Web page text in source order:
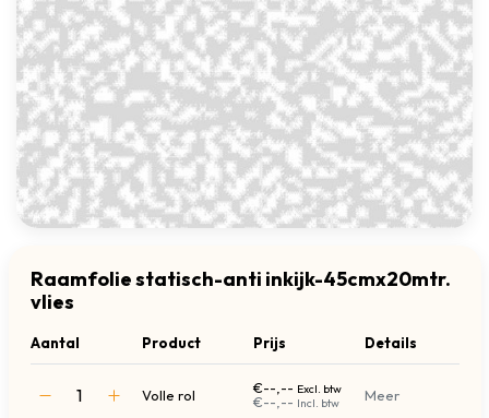
Raamfolie statisch-anti inkijk-45cmx20mtr.
vlies
Aantal Product Prijs Details
Volle rol €--,-- Excl. btw
€--,-- Incl. btw Meer